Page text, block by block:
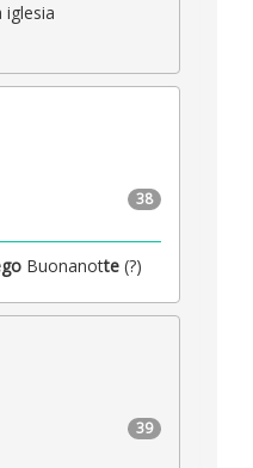
38
Buonanotte (?)
39